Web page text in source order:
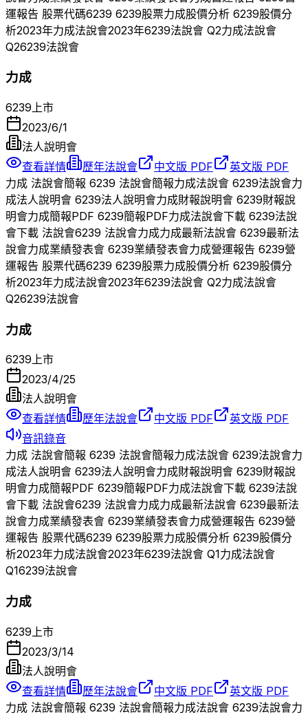
運報告 股票代碼6239 6239股票力成股價分析 6239股價分
析2023年力成法說會2023年6239法說會 Q2力成法說會
Q26239法說會
力成
6239上市
2023/6/1
法人說明會
查看詳情
歷年法說會 中文版 PDF
英文版 PDF
力成 法說會簡報 6239 法說會簡報力成法說會 6239法說會力
成法人說明會 6239法人說明會力成財報說明會 6239財報說
明會力成簡報PDF 6239簡報PDF力成法說會下載 6239法說
會下載 法說會6239 法說會力成力成最新法說會 6239最新法
說會力成業績發表會 6239業績發表會力成營運報告 6239營
運報告 股票代碼6239 6239股票力成股價分析 6239股價分
析2023年力成法說會2023年6239法說會 Q2力成法說會
Q26239法說會
力成
6239上市
2023/4/25
法人說明會
查看詳情
歷年法說會 中文版 PDF
英文版 PDF
音訊錄音
力成 法說會簡報 6239 法說會簡報力成法說會 6239法說會力
成法人說明會 6239法人說明會力成財報說明會 6239財報說
明會力成簡報PDF 6239簡報PDF力成法說會下載 6239法說
會下載 法說會6239 法說會力成力成最新法說會 6239最新法
說會力成業績發表會 6239業績發表會力成營運報告 6239營
運報告 股票代碼6239 6239股票力成股價分析 6239股價分
析2023年力成法說會2023年6239法說會 Q1力成法說會
Q16239法說會
力成
6239 上市
2023/3/14
法人說明會
查看詳情
歷年法說會 中文版 PDF
英文版 PDF
力成 法說會簡報 6239 法說會簡報力成法說會 6239法說會力